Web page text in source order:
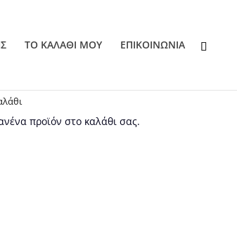
ΤΟ ΚΑΛΑΘΙ ΜΟΥ EΠΙΚΟΙΝΩΝΙΑ
προϊόν στο καλάθι σας.